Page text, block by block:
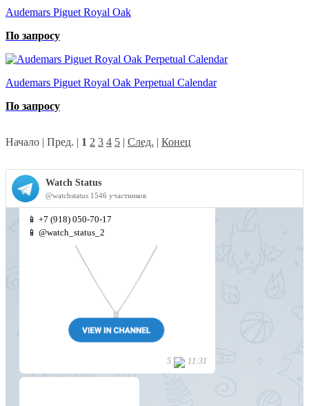
Audemars Piguet Royal Oak
По запросу
Audemars Piguet Royal Oak Perpetual Calendar
По запросу
Начало | Пред. | 1 2 3 4 5 | След. | Конец